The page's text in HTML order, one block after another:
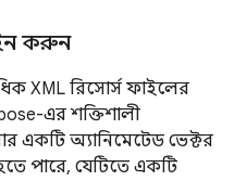
করুন
XML রিসোর্স ফাইলের
এর শক্তিশালী
একটি অ্যানিমেটেড ভেক্টর
পারে, যেটিতে একটি